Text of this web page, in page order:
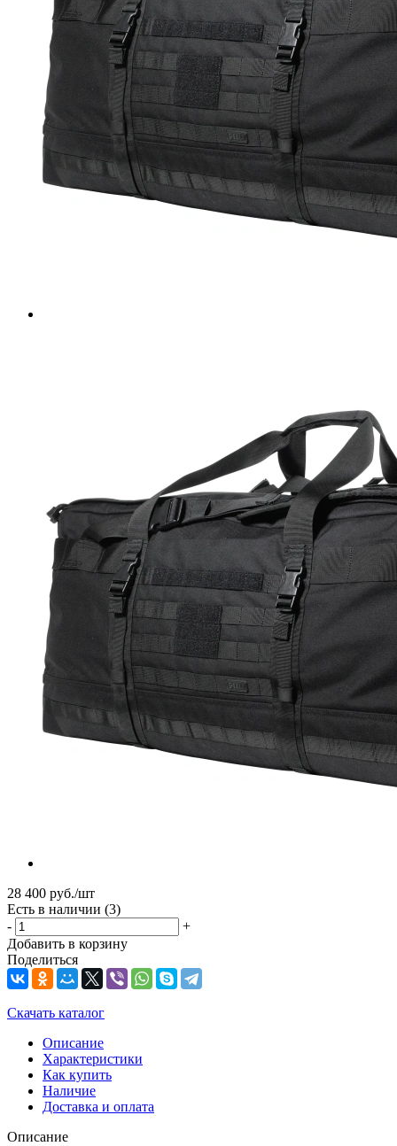
28 400 руб./шт
Есть в наличии (3)
-
+
Добавить в корзину
Поделиться
Скачать каталог
Описание
Характеристики
Как купить
Наличие
Доставка и оплата
Описание